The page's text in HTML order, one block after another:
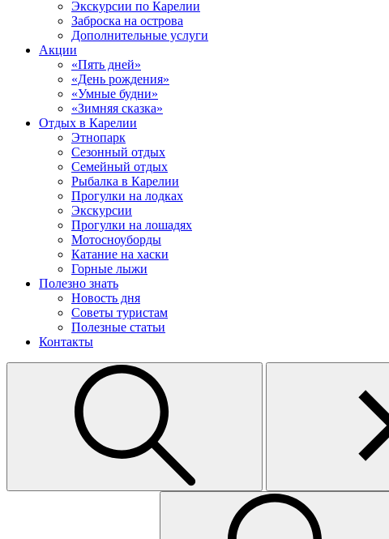
Экскурсии по Карелии
Заброска на острова
Дополнительные услуги
Акции
«Пять дней»
«День рождения»
«Умные будни»
«Зимняя сказка»
Отдых в Карелии
Этнопарк
Сезонный отдых
Семейный отдых
Рыбалка в Карелии
Прогулки на лодках
Экскурсии
Прогулки на лошадях
Мотосноуборды
Катание на хаски
Горные лыжи
Полезно знать
Новость дня
Советы туристам
Полезные статьи
Контакты